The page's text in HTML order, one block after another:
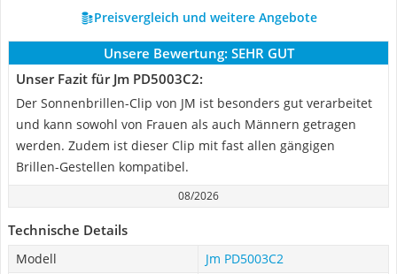
Preisvergleich und weitere Angebote
Unsere Bewertung: SEHR GUT
Unser Fazit für Jm PD5003C2:
Der Sonnenbrillen-Clip von JM ist besonders gut verarbeitet
und kann sowohl von Frauen als auch Männern getragen
werden. Zudem ist dieser Clip mit fast allen gängigen
Brillen-Gestellen kompatibel.
08/2026
Technische Details
Modell
Jm PD5003C2